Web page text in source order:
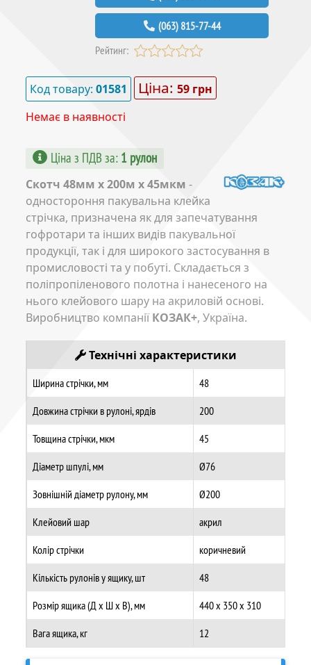
(063) 815-77-44
Рейтинг:
Код товару: 01581 Ціна: 59 грн
Немає в наявності
Ціна з ПДВ за: 1 рулон
Скотч 48мм x 200м x 45мкм -
одностороння пакувальна клейка
стрічка, призначена як для запечатування
гофротари та інших видів пакувальної
продукції, так і для широкого застосування в
промисловості та у побуті. Складається з
поліпропіленового полотна і нанесеного на
нього клейового шару на акриловій основі.
Виробництво компанії КОЗАК+, Україна.
Технічні характеристики
Ширина стрічки, мм
48
Довжина стрічки в рулоні, ярдів
200
Товщина стрічки, мкм
45
Діаметр шпулі, мм
Ø76
Зовнішній діаметр рулону, мм
Ø200
Клейовий шар
акрил
Колір стрічки
коричневий
Кількість рулонів у ящику, шт
48
Розмір ящика (Д х Ш х В), мм
440 х 350 х 310
Вага ящика, кг
12